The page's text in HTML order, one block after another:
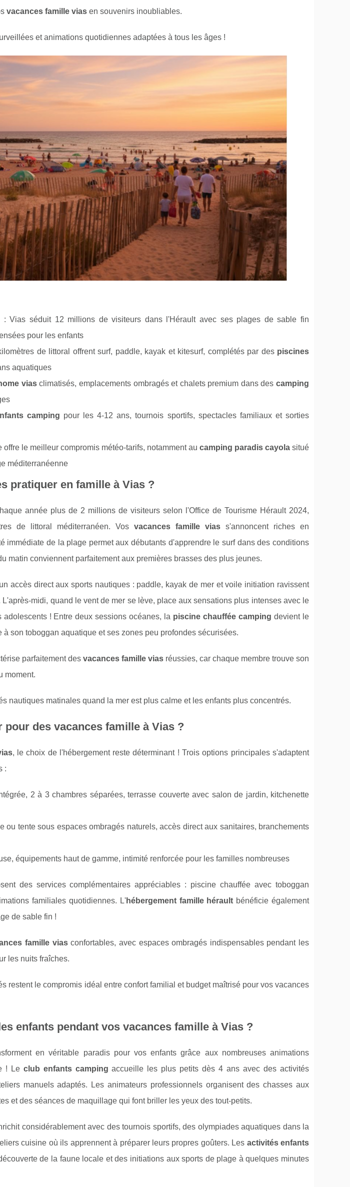
vacances famille vias en souvenirs inoubliables.
et animations quotidiennes adaptées à tous les âges !
: Vias séduit 12 millions de visiteurs dans l'Hérault avec ses plages de sable fin
pour les enfants
de littoral offrent surf, paddle, kayak et kitesurf, complétés par des piscines
aquatiques
viasclimatisés, emplacements ombragés et chalets premium dans descamping
camping pour les 4-12 ans, tournois sportifs, spectacles familiaux et sorties
offre le meilleur compromis météo-tarifs, notamment au camping paradis cayola situé
méditerranéenne
pratiquer en famille à Vias ?
année plus de 2 millions de visiteurs selon l'Office de Tourisme Hérault 2024,
de littoral méditerranéen. Vos vacances famille vias s'annoncent riches en
immédiate de la plage permet aux débutants d'apprendre le surf dans des conditions
matin conviennent parfaitement aux premières brasses des plus jeunes.
accès direct aux sports nautiques : paddle, kayak de mer et voile initiation ravissent
midi, quand le vent de mer se lève, place aux sensations plus intenses avec le
! Entre deux sessions océanes, la piscine chauffée camping devient le
son toboggan aquatique et ses zones peu profondes sécurisées.
parfaitement des vacances famille vias réussies, car chaque membre trouve son
moment.
nautiques matinales quand la mer est plus calme et les enfants plus concentrés.
des vacances famille à Vias ?
, le choix de l'hébergement reste déterminant ! Trois options principales s'adaptent
:
2 à 3 chambres séparées, terrasse couverte avec salon de jardin, kitchenette
ou tente sous espaces ombragés naturels, accès direct aux sanitaires, branchements
équipements haut de gamme, intimité renforcée pour les familles nombreuses
des services complémentaires appréciables : piscine chauffée avec toboggan
familiales quotidiennes. L'hébergement famille hérault bénéficie également
de sable fin !
famille viasconfortables, avec espaces ombragés indispensables pendant les
les nuits fraîches.
restent le compromis idéal entre confort familial et budget maîtrisé pour vos vacances
enfants pendant vos vacances famille à Vias ?
en véritable paradis pour vos enfants grâce aux nombreuses animations
! Le club enfants camping accueille les plus petits dès 4 ans avec des activités
manuels adaptés. Les animateurs professionnels organisent des chasses aux
et des séances de maquillage qui font briller les yeux des tout-petits.
considérablement avec des tournois sportifs, des olympiades aquatiques dans la
cuisine où ils apprennent à préparer leurs propres goûters. Les activités enfants
de la faune locale et des initiations aux sports de plage à quelques minutes